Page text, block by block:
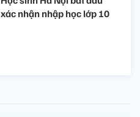
xác nhận nhập học lớp 10